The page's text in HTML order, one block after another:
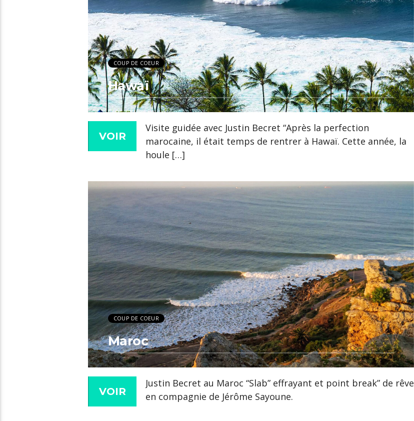
COUP DE COEUR
Hawaï
VOIR
Visite guidée avec Justin Becret “Après la perfection
marocaine, il était temps de rentrer à Hawaï. Cette année, la
houle […]
COUP DE COEUR
Maroc
VOIR
Justin Becret au Maroc “Slab” effrayant et point break” de rêve
en compagnie de Jérôme Sayoune.